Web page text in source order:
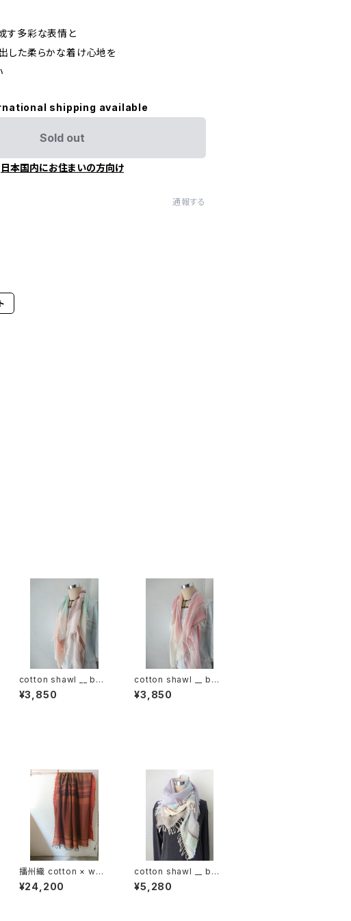
す多彩な表情と
した柔らかな着け心地を
shipping available
Sold out
日本国内にお住まいの方向け
通報する
cotton shawl __ bor
der 120 春麗w
¥3,850
cotton shawl __ bor
der 120 桜花w
¥3,850
播州織 cotton × woo
l __ border 220-120
落葉GK
¥24,200
cotton shawl __ bor
der 160 甘雨w
¥5,280